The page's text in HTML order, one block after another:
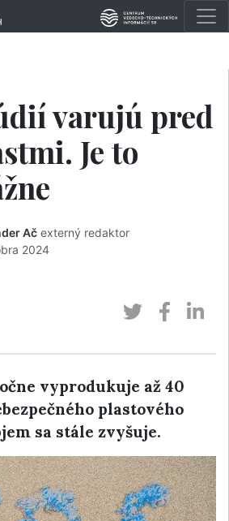
varujú pred
Je to
Ač externý redaktor
2024
vyprodukuje až 40
plastového
sa stále zvyšuje.